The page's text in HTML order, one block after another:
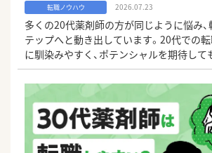
転職ノウハウ 2026.07.23
多くの20代薬剤師の方が同じように悩み
テップへと動き出しています。20代での
に馴染みやすく、ポテンシャルを期待し
みがあります。その一方で、事前に押さえ
もあります。今回は、ファルマスタッフの
をもとに、20代薬剤師のリアルな転職事情
めの具体的な進め方を解説します。